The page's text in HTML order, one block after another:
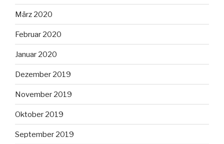
März 2020
Februar 2020
Januar 2020
Dezember 2019
November 2019
Oktober 2019
September 2019